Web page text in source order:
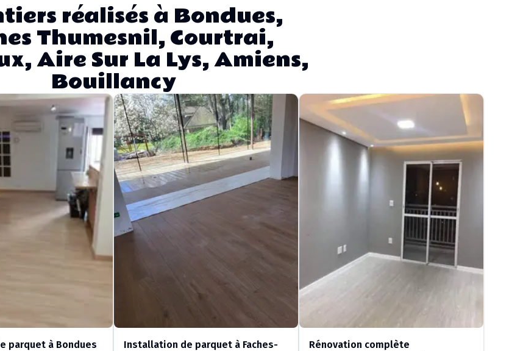
réalisés à Bondues,
Thumesnil, Courtrai,
Aire Sur La Lys, Amiens,
Bouillancy
parquet à Bondues
Installation de parquet à Faches-
Rénovation complète